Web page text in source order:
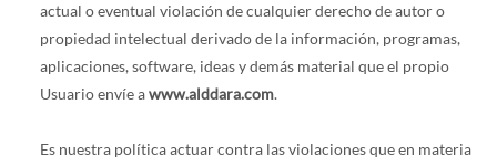
actual o eventual violación de cualquier derecho de autor o
propiedad intelectual derivado de la información, programas,
aplicaciones, software, ideas y demás material que el propio
Usuario envíe awww.alddara.com.
Es nuestra política actuar contra las violaciones que en materia